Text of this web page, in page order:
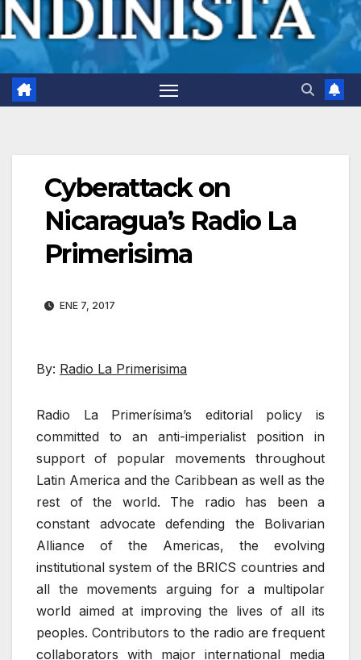
Cyberattack on
Nicaragua’s Radio La
Primerisima
ENE 7, 2017
By: Radio La Primerisima
Radio La Primerísima’s editorial policy is
committed to an anti-imperialist position in
support of popular movements throughout
Latin America and the Caribbean as well as the
rest of the world. The radio has been a
constant advocate defending the Bolivarian
Alliance of the Americas, the evolving
institutional system of the BRICS countries and
all the movements arguing for a multipolar
world aimed at improving the lives of all its
peoples. Contributors to the radio are frequent
collaborators with major international media